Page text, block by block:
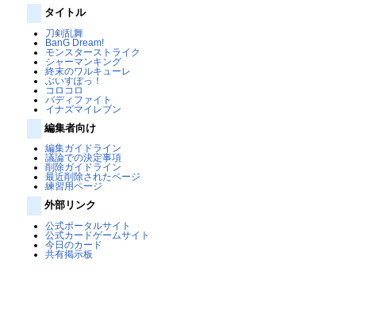
タイトル
刀剣乱舞
BanG Dream!
モンスターストライク
シャーマンキング
終末のワルキューレ
ぶいすぽっ！
コロコロ
バディファイト
イナズマイレブン
編集者向け
編集ガイドライン
議論での決定事項
削除ガイドライン
最近削除されたページ
練習用ページ
外部リンク
公式ポータルサイト
公式カードゲームサイト
今日のカード
共有掲示板